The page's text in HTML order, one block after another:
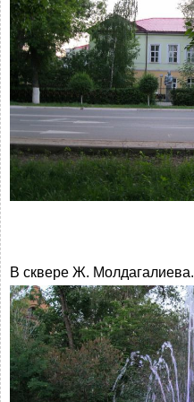
В сквере Ж. Молдагалиева.